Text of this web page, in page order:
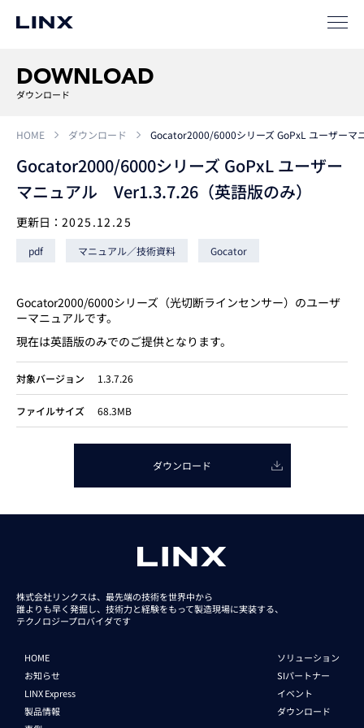
SIパートナー
新卒 採用
DOWNLOAD
ダウンロード
HOME ダウンロード Gocator2000/6000シリーズ GoPxL ユーザー
Gocator2000/6000シリーズ GoPxL ユーザー
マニュアル Ver1.3.7.26（英語版のみ）
更新日： 2025.12.25
pdf マニュアル／技術資料 Gocator
Gocator2000/6000シリーズ（光切断ラインセンサー）のユーザ
ーマニュアルです。
現在は英語版のみでのご提供となります。
対象バージョン 1.3.7.26
ファイルサイズ 68.3MB
ダウンロード
株式会社リンクスは、最先端の技術を世界中から
誰よりも早く発掘し、技術力と経験をもって製造現場に実装する、
テクノロジープロバイダです
HOME
お知らせ
LINX Express
製品情報
ソリューション
SIパートナー
イベント
ダウンロード